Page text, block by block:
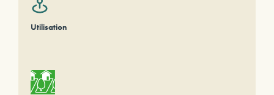
Utilisation